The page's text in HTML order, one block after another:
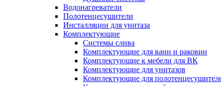
Водонагреватели
Полотенцесушители
Инсталляции для унитаза
Комплектующие
Системы слива
Комплектующие для ванн и раковин
Комплектующие к мебели для ВК
Комплектующие для унитазов
Комплектующие для